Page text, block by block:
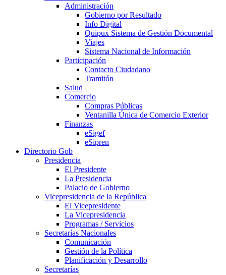
Administración
Gobierno por Resultado
Info Digital
Quipux Sistema de Gestión Documental
Viajes
Sistema Nacional de Información
Participación
Contacto Ciudadano
Tramitón
Salud
Comercio
Compras Públicas
Ventanilla Única de Comercio Exterior
Finanzas
eSigef
eSipren
Directorio Gob
Presidencia
El Presidente
La Presidencia
Palacio de Gobierno
Vicepresidencia de la República
El Vicepresidente
La Vicepresidencia
Programas / Servicios
Secretarías Nacionales
Comunicación
Gestión de la Política
Planificación y Desarrollo
Secretarías